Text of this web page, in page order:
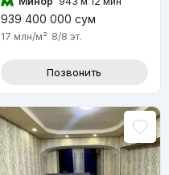
939 400 000 сум
17 млн/м² 8/8 эт.
Позвонить